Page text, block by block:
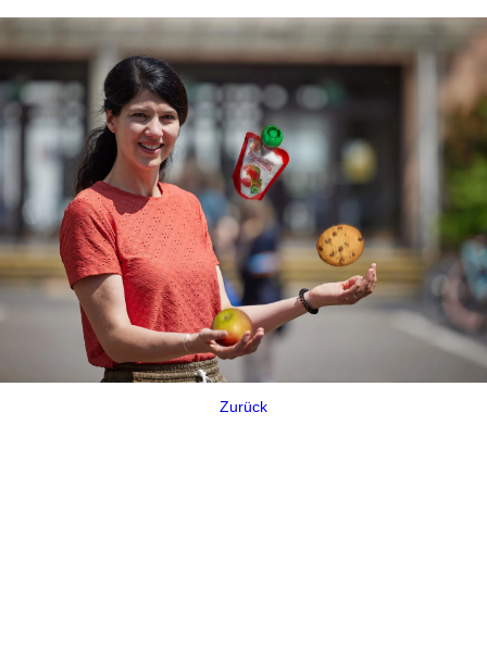
Zurück